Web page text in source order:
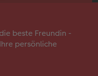
beste Freundin -
persönliche